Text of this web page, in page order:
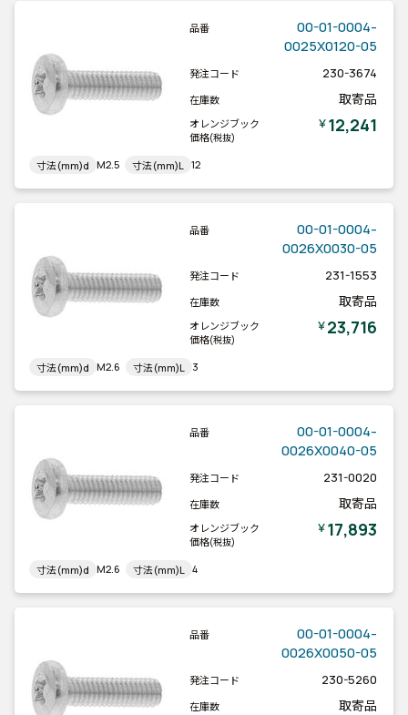
品番
00-01-0004-
0025X0120-05
発注コード 230-3674
在庫数 取寄品
オレンジブック
価格(税抜)
￥12,241
寸法(mm)d M2.5 寸法(mm)L 12
品番
00-01-0004-
0026X0030-05
発注コード 231-1553
在庫数 取寄品
オレンジブック
価格(税抜)
￥23,716
寸法(mm)d M2.6 寸法(mm)L 3
品番
00-01-0004-
0026X0040-05
発注コード 231-0020
在庫数 取寄品
オレンジブック
価格(税抜)
￥17,893
寸法(mm)d M2.6 寸法(mm)L 4
品番
00-01-0004-
0026X0050-05
発注コード 230-5260
在庫数 取寄品